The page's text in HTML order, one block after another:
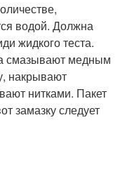
водой. Должна
жидкого теста.
смазывают медным
накрывают
нитками. Пакет
замазку следует